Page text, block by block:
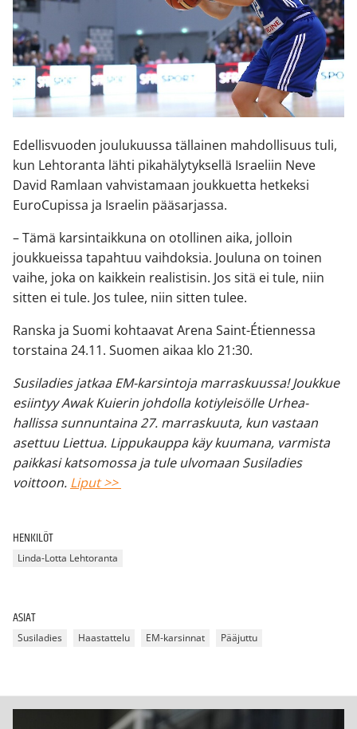
Edellisvuoden joulukuussa tällainen mahdollisuus tuli,
kun Lehtoranta lähti pikahälytyksellä Israeliin Neve
David Ramlaan vahvistamaan joukkuetta hetkeksi
EuroCupissa ja Israelin pääsarjassa.
– Tämä karsintaikkuna on otollinen aika, jolloin
joukkueissa tapahtuu vaihdoksia. Jouluna on toinen
vaihe, joka on kaikkein realistisin. Jos sitä ei tule, niin
sitten ei tule. Jos tulee, niin sitten tulee.
Ranska ja Suomi kohtaavat Arena Saint-Étiennessa
torstaina 24.11. Suomen aikaa klo 21:30.
Susiladies jatkaa EM-karsintoja marraskuussa! Joukkue
esiintyy Awak Kuierin johdolla kotiyleisölle Urhea-
hallissa sunnuntaina 27. marraskuuta, kun vastaan
asettuu Liettua. Lippukauppa käy kuumana, varmista
paikkasi katsomossa ja tule ulvomaan Susiladies
voittoon. Liput >>
HENKILÖT
Linda-Lotta Lehtoranta
ASIAT
Susiladies Haastattelu EM-karsinnat Pääjuttu